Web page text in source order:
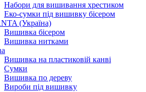
Набори для вишивання хрестиком
Еко-сумки під вишивку бісером
(Україна)
Вишивка бісером
Вишивка нитками
Вишивка на пластиковій канві
Сумки
Вишивка по дереву
Вироби під вишивку